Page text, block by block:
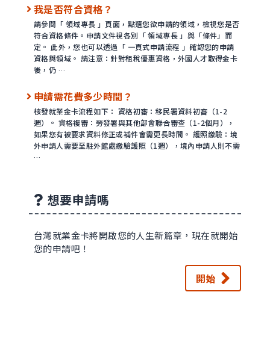
我是否符合資格？
請參閱「 領域專長 」頁面，點選您欲申請的領域，檢視您是否
符合資格條件。申請文件視各別「 領域專長 」與「條件」而
定。 此外，您也可以透過「 一頁式申請流程 」確認您的申請
資格與領域。 請注意：針對租稅優惠資格，外國人才取得金卡
後，仍 …
申請需花費多少時間？
核發就業金卡流程如下： 資格初審：移民署資料初審（1-2
週）。 資格複審：勞發署與其他部會聯合審查（1-2個月），
如果您有被要求資料修正或補件會需更長時間。 護照繳驗：境
外申請人需要至駐外館處繳驗護照（1週），境內申請人則不需
…
想要申請嗎
台灣就業金卡將開啟您的人生新篇章，現在就開始
您的申請吧！
開始